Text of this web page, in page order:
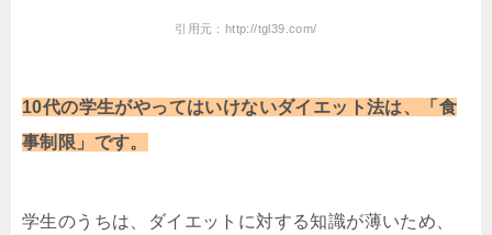
引用元：http://tgl39.com/
10代の学生がやってはいけないダイエット法は、「食
事制限」です。
学生のうちは、ダイエットに対する知識が薄いため、